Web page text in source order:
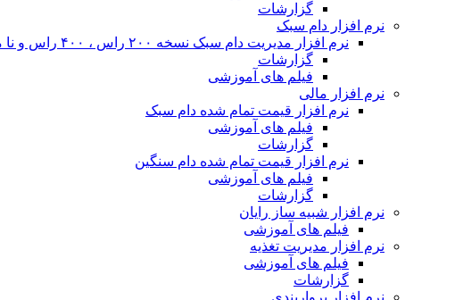
گزارشات
نرم افزار دام سبک
نرم افزار مدیریت دام سبک نسخه ۲۰۰ راس ، ۴۰۰ راس و نا محدود
گزارشات
فیلم های آموزشی
نرم افزار مالی
نرم افزار قیمت تمام شده دام سبک
فیلم های آموزشی
گزارشات
نرم افزار قیمت تمام شده دام سنگین
فیلم های آموزشی
گزارشات
نرم افزار شبیه ساز رایان
فیلم های آموزشی
نرم افزار مدیریت تغذیه
فیلم های آموزشی
گزارشات
نرم افزار پرواربندی